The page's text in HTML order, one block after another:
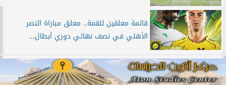
قائمة معلقين للقمة.. معلق مباراة النصر
الأهلي في نصف نهائي دوري أبطال...